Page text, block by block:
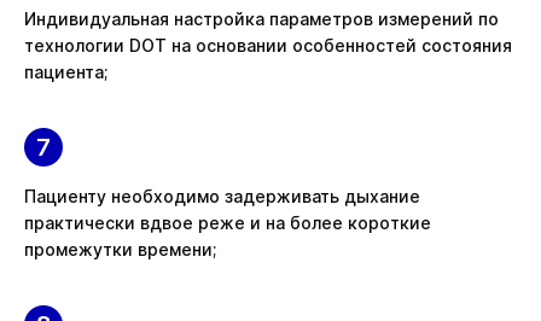
Индивидуальная настройка параметров измерений по
технологии DOT на основании особенностей состояния
пациента;
Пациенту необходимо задерживать дыхание
практически вдвое реже и на более короткие
промежутки времени;